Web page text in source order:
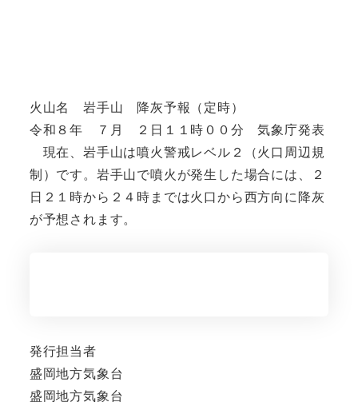
火山名 岩手山 降灰予報（定時）
令和８年 ７月 ２日１１時００分 気象庁発表
現在、岩手山は噴火警戒レベル２（火口周辺規
制）です。岩手山で噴火が発生した場合には、２
日２１時から２４時までは火口から西方向に降灰
が予想されます。
発行担当者
盛岡地方気象台
盛岡地方気象台